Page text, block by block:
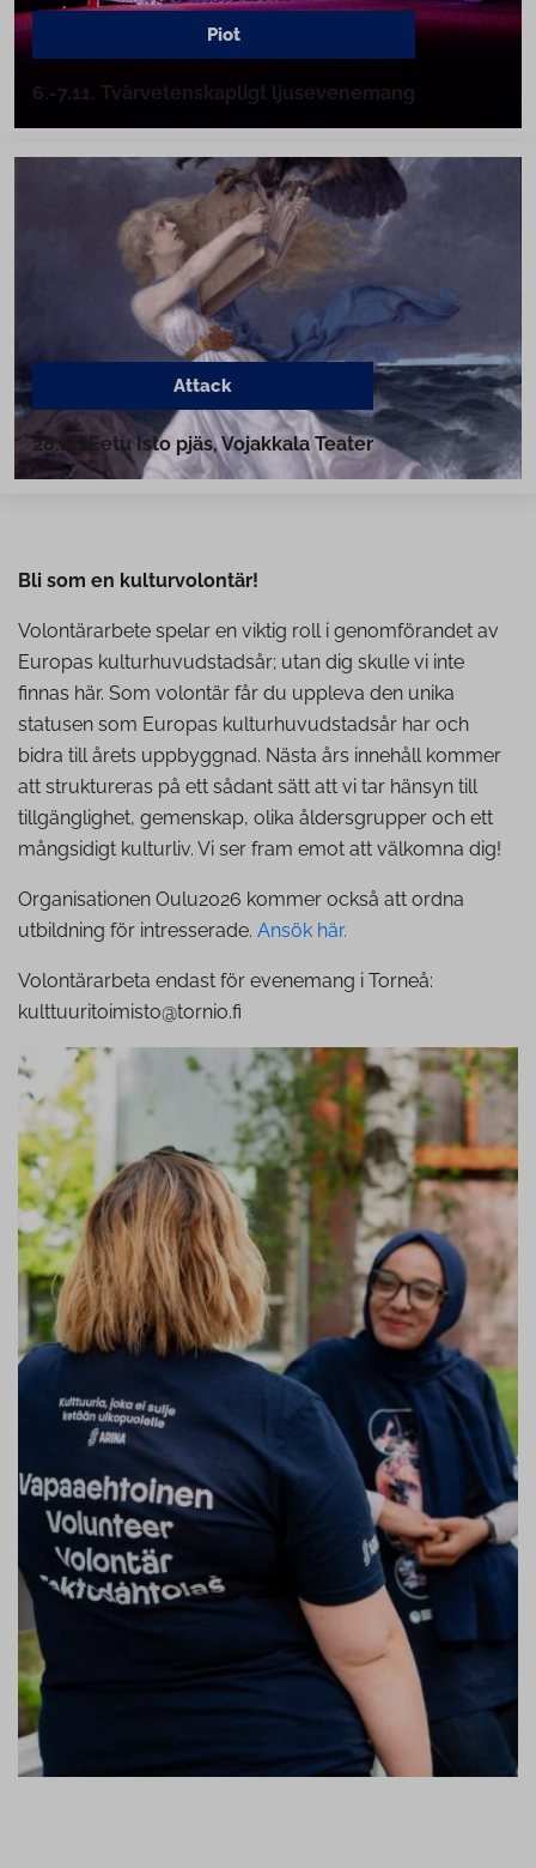
Piot
6.-7.11. Tvär­ve­ten­skap­ligt lju­se­ve­ne­mang
Attack
28.11. Eetu Isto pjäs, Vojakkala Teater
Bli som en kulturvolontär!
Volontärarbete spelar en viktig roll i genomförandet av
Europas kulturhuvudstadsår; utan dig skulle vi inte
finnas här. Som volontär får du uppleva den unika
statusen som Europas kulturhuvudstadsår har och
bidra till årets uppbyggnad. Nästa års innehåll kommer
att struktureras på ett sådant sätt att vi tar hänsyn till
tillgänglighet, gemenskap, olika åldersgrupper och ett
mångsidigt kulturliv. Vi ser fram emot att välkomna dig!
Organisationen Oulu2026 kommer också att ordna
utbildning för intresserade. Ansök här.
Volontärarbeta endast för evenemang i Torneå:
kulttuuritoimisto@tornio.fi